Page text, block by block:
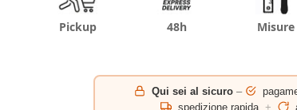
Pickup 48h Misure
Qui sei al sicuro –
spedizione rapida +